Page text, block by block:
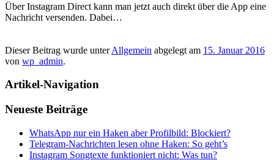
Über Instagram Direct kann man jetzt auch direkt über die App eine
Nachricht versenden. Dabei…
Dieser Beitrag wurde unterAllgemein abgelegt am 15. Januar 2016
von wp_admin.
Artikel-Navigation
Neueste Beiträge
WhatsApp nur ein Haken aber Profilbild: Blockiert?
Telegram-Nachrichten lesen ohne Haken: So geht’s
Instagram Songtexte funktioniert nicht: Was tun?